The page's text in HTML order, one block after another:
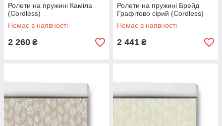
Ролети на пружині Каміла
(Cordless)
Немає в наявності
2 260 ₴
Ролети на пружині Брейд
Графітово сірий (Cordless)
Немає в наявності
2 441 ₴